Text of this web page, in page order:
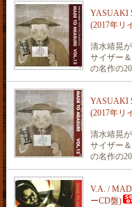
YASUAKI
(2017年リ
清水靖晃
サイザー
の名作の
YASUAKI
(2017年リ
清水靖晃
サイザー
の名作の
V.A. /
ーCD盤)